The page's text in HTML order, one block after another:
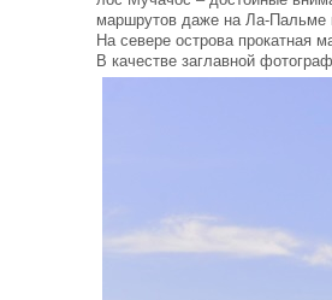
маршрутов даже на Ла-Пальме
На севере острова прокатная
В качестве заглавной